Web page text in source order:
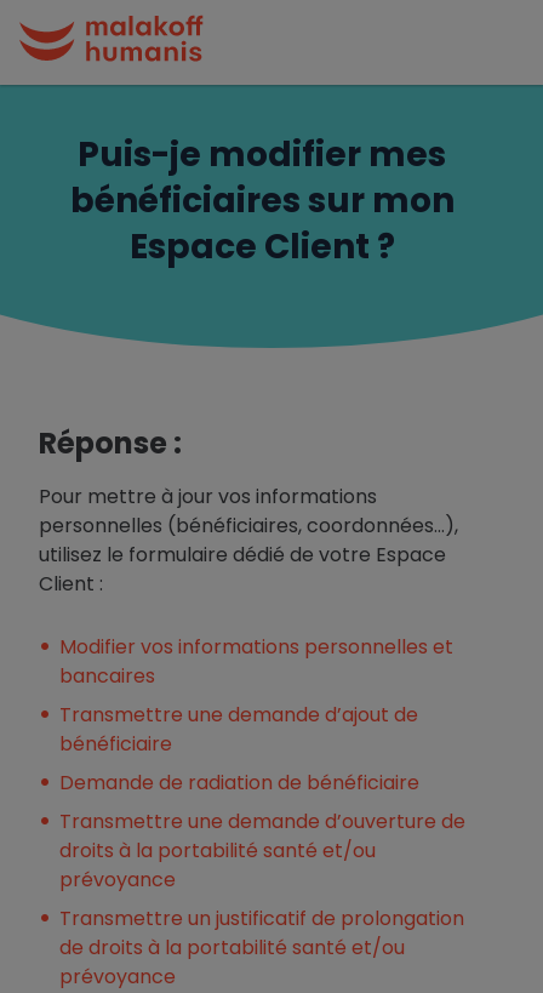
Puis-je modifier mes
bénéficiaires sur mon
Espace Client ?
Réponse :
Pour mettre à jour vos informations
personnelles (bénéficiaires, coordonnées…),
utilisez le formulaire dédié de votre Espace
Client :
Modifier vos informations personnelles et
bancaires
Transmettre une demande d’ajout de
bénéficiaire
Demande de radiation de bénéficiaire
Transmettre une demande d’ouverture de
droits à la portabilité santé et/ou
prévoyance
Transmettre un justificatif de prolongation
de droits à la portabilité santé et/ou
prévoyance